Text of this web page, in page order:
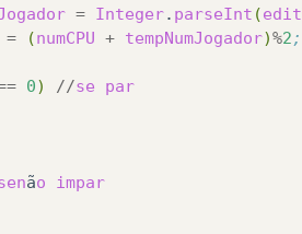
= Integer. parseInt (
= (numCPU + tempNumJogador)%2;
0) //se
par
ão
impar